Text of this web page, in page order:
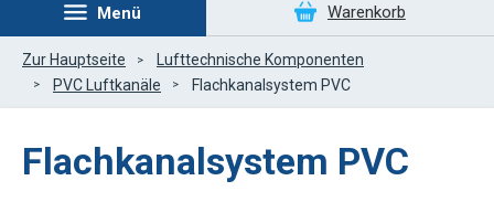
Menü Warenkorb
Zur Hauptseite
Lufttechnische Komponenten
PVC Luftkanäle
Flachkanalsystem PVC
Flachkanalsystem PVC